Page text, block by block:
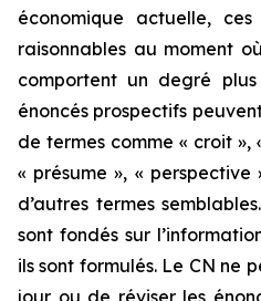
économique actuelle,
raisonnables au moment
comportent un degré
énoncés prospectifs
de termes comme « croit »,
« présume », « perspective
d’autres termes
sont fondés sur
ils sont formulés. Le CN ne